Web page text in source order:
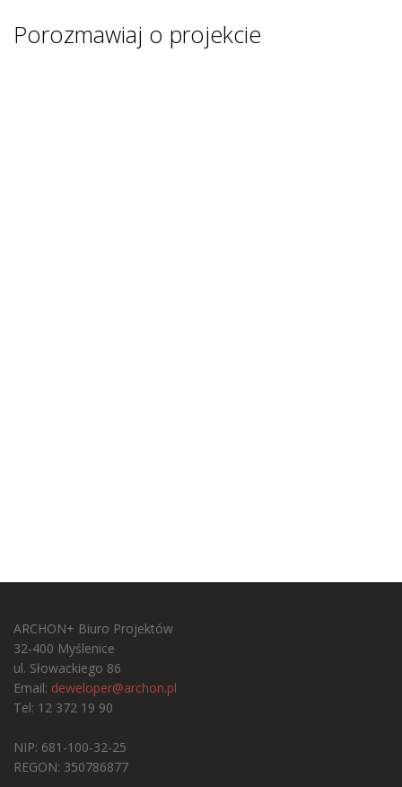
Porozmawiaj o projekcie
ARCHON+ Biuro Projektów
32-400 Myślenice
ul. Słowackiego 86
Email: deweloper@archon.pl
Tel: 12 372 19 90
NIP: 681-100-32-25
REGON: 350786877